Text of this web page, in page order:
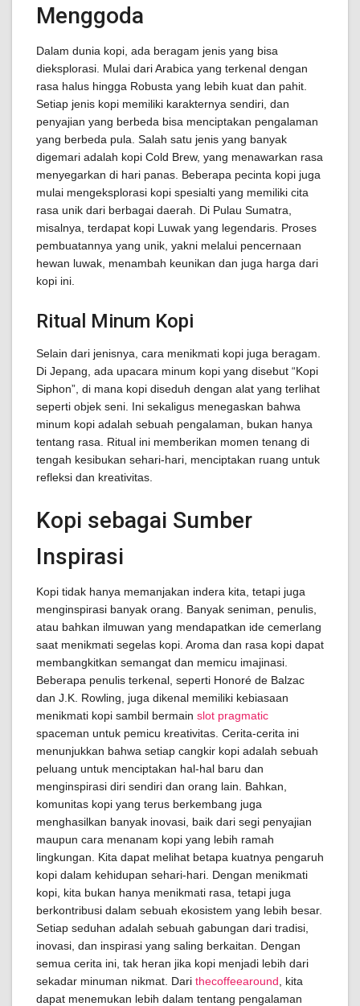
Menggoda
Dalam dunia kopi, ada beragam jenis yang bisa
dieksplorasi. Mulai dari Arabica yang terkenal dengan
rasa halus hingga Robusta yang lebih kuat dan pahit.
Setiap jenis kopi memiliki karakternya sendiri, dan
penyajian yang berbeda bisa menciptakan pengalaman
yang berbeda pula. Salah satu jenis yang banyak
digemari adalah kopi Cold Brew, yang menawarkan rasa
menyegarkan di hari panas. Beberapa pecinta kopi juga
mulai mengeksplorasi kopi spesialti yang memiliki cita
rasa unik dari berbagai daerah. Di Pulau Sumatra,
misalnya, terdapat kopi Luwak yang legendaris. Proses
pembuatannya yang unik, yakni melalui pencernaan
hewan luwak, menambah keunikan dan juga harga dari
kopi ini.
Ritual Minum Kopi
Selain dari jenisnya, cara menikmati kopi juga beragam.
Di Jepang, ada upacara minum kopi yang disebut “Kopi
Siphon”, di mana kopi diseduh dengan alat yang terlihat
seperti objek seni. Ini sekaligus menegaskan bahwa
minum kopi adalah sebuah pengalaman, bukan hanya
tentang rasa. Ritual ini memberikan momen tenang di
tengah kesibukan sehari-hari, menciptakan ruang untuk
refleksi dan kreativitas.
Kopi sebagai Sumber
Inspirasi
Kopi tidak hanya memanjakan indera kita, tetapi juga
menginspirasi banyak orang. Banyak seniman, penulis,
atau bahkan ilmuwan yang mendapatkan ide cemerlang
saat menikmati segelas kopi. Aroma dan rasa kopi dapat
membangkitkan semangat dan memicu imajinasi.
Beberapa penulis terkenal, seperti Honoré de Balzac
dan J.K. Rowling, juga dikenal memiliki kebiasaan
menikmati kopi sambil bermain slot pragmatic
spaceman untuk pemicu kreativitas. Cerita-cerita ini
menunjukkan bahwa setiap cangkir kopi adalah sebuah
peluang untuk menciptakan hal-hal baru dan
menginspirasi diri sendiri dan orang lain. Bahkan,
komunitas kopi yang terus berkembang juga
menghasilkan banyak inovasi, baik dari segi penyajian
maupun cara menanam kopi yang lebih ramah
lingkungan. Kita dapat melihat betapa kuatnya pengaruh
kopi dalam kehidupan sehari-hari. Dengan menikmati
kopi, kita bukan hanya menikmati rasa, tetapi juga
berkontribusi dalam sebuah ekosistem yang lebih besar.
Setiap seduhan adalah sebuah gabungan dari tradisi,
inovasi, dan inspirasi yang saling berkaitan. Dengan
semua cerita ini, tak heran jika kopi menjadi lebih dari
sekadar minuman nikmat. Dari thecoffeearound , kita
dapat menemukan lebih dalam tentang pengalaman